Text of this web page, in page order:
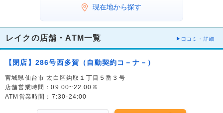
現在地から探す
レイクの店舗・ATM一覧 口コミ・詳細
【閉店】286号西多賀（自動契約コ－ナ－）
宮城県仙台市 太白区鈎取１丁目５番３号
店舗営業時間：09:00~22:00※
ATM営業時間：7:30-24:00